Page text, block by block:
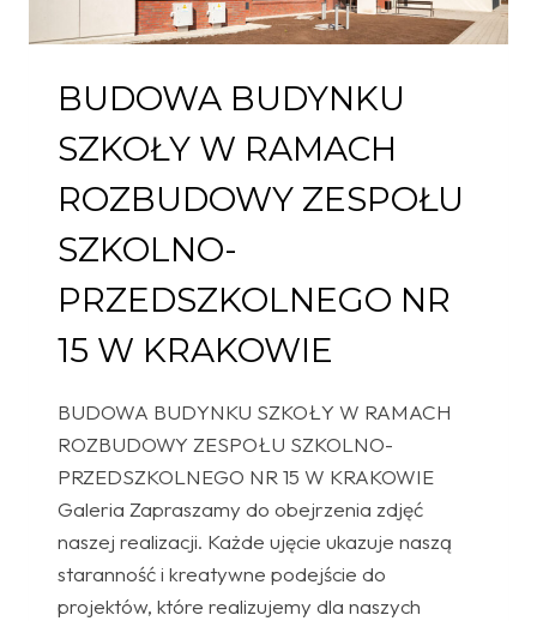
BUDOWA BUDYNKU
SZKOŁY W RAMACH
ROZBUDOWY ZESPOŁU
SZKOLNO-
PRZEDSZKOLNEGO NR
15 W KRAKOWIE
BUDOWA BUDYNKU SZKOŁY W RAMACH
ROZBUDOWY ZESPOŁU SZKOLNO-
PRZEDSZKOLNEGO NR 15 W KRAKOWIE
Galeria Zapraszamy do obejrzenia zdjęć
naszej realizacji. Każde ujęcie ukazuje naszą
staranność i kreatywne podejście do
projektów, które realizujemy dla naszych